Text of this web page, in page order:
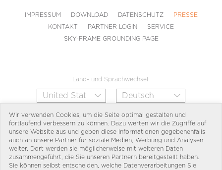
IMPRESSUM DOWNLOAD DATENSCHUTZ
PRESSE
KONTAKT
PARTNER LOGIN
SERVICE
SKY-FRAME GROUNDING PAGE
Land- und Sprachwechsel:
Wir verwenden Cookies, um die Seite optimal gestalten und
fortlaufend verbessern zu können. Dazu werten wir die Zugriffe auf
unsere Website aus und geben diese Informationen gegebenenfalls
auch an unsere Partner für soziale Medien, Werbung und Analysen
weiter. Dort werden sie möglicherweise mit weiteren Daten
zusammengeführt, die Sie unseren Partnern bereitgestellt haben.
Sie können selbst entscheiden, welche Datenverarbeitungen Sie